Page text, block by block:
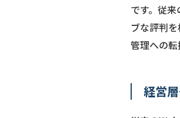
です。従
ブな評判
管理への転
経営